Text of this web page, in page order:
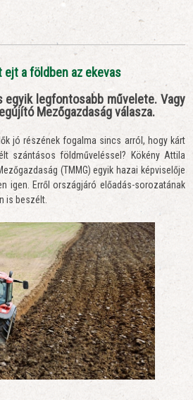
a földben az ekevas
egyik legfontosabb művelete. Vagy
Mezőgazdaság válasza.
jó részének fogalma sincs arról, hogy kárt
szántásos földműveléssel? Kökény Attila
(TMMG) egyik hazai képviselője
igen. Erről országjáró előadás-sorozatának
is beszélt.